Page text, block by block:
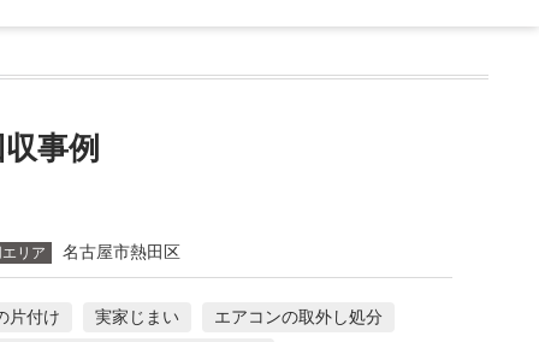
事例
リア 名古屋市熱田区
片付け 実家じまい
エアコンの取外し処分